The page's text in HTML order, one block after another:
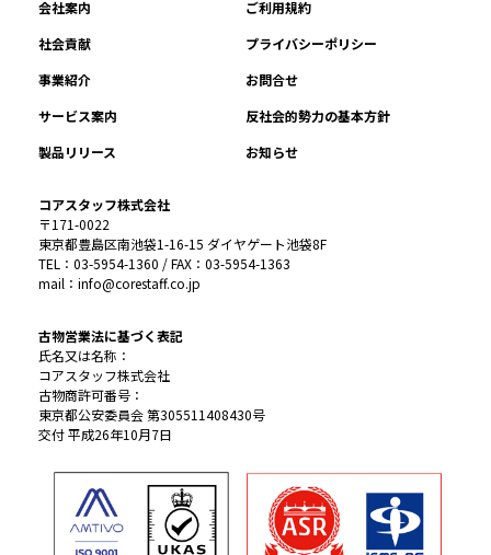
会社案内
ご利用規約
社会貢献
プライバシーポリシー
事業紹介
お問合せ
サービス案内
反社会的勢力の基本方針
製品リリース
お知らせ
コアスタッフ株式会社
〒171-0022
東京都豊島区南池袋1-16-15 ダイヤゲート池袋8F
TEL：03-5954-1360 / FAX：03-5954-1363
mail：info@corestaff.co.jp
古物営業法に基づく表記
氏名又は名称：
コアスタッフ株式会社
古物商許可番号：
東京都公安委員会 第305511408430号
交付 平成26年10月7日